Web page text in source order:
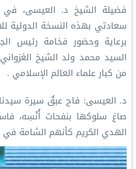
فضيلة الشيخ د. العيسى، في
سعادتي بهذه النسخة الدولية
برعاية وحضور فخامة رئيس
السيد محمد ولد الشيخ
من كبار علماء العالم الإسلامي .
د. العيسى: فاح عبقُ سيرة
صاغ سلوكها بنفحات أُنْسِه،
الهدي الكريم كأنهم الشامة في